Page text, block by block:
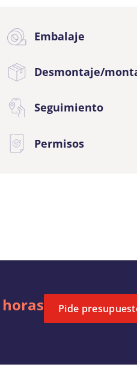
Embalaje
Desmontaje/
Seguimiento
Permisos
Pide